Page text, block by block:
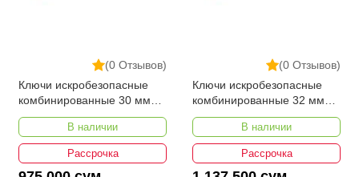
(0 Отзывов)
Ключи искробезопасные
комбинированные 30 мм
Al-Cu YATO YT-68163
В наличии
Рассрочка
(0 Отзывов)
Ключи искробезопасные
комбинированные 32 мм
Al-Cu YATO YT-68164
В наличии
Рассрочка